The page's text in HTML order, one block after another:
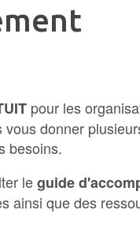
pour les
donner
besoins.
leguide
ainsi que des